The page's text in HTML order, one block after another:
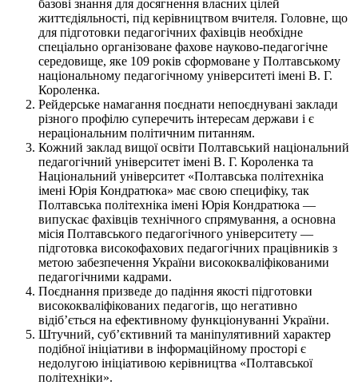
базові знання для досягнення власних цілей
життєдіяльності, під керівництвом вчителя. Головне, що
для підготовки педагогічних фахівців необхідне
спеціально організоване фахове науково-педагогічне
середовище, яке 109 років сформоване у Полтавському
національному педагогічному університеті імені В. Г.
Короленка.
Рейдерське намагання поєднати непоєднувані заклади
різного профілю суперечить інтересам держави і є
нераціональним політичним питанням.
Кожний заклад вищої освіти Полтавський національний
педагогічний університет імені В. Г. Короленка та
Національний університет «Полтавська політехніка
імені Юрія Кондратюка» має свою специфіку, так
Полтавська політехніка імені Юрія Кондратюка —
випускає фахівців технічного спрямування, а основна
місія Полтавського педагогічного університету —
підготовка високофахових педагогічних працівників з
метою забезпечення України висококваліфікованими
педагогічними кадрами.
Поєднання призведе до падіння якості підготовки
висококваліфікованих педагогів, що негативно
відіб’ється на ефективному функціонуванні України.
Штучний, суб’єктивний та маніпулятивний характер
подібної ініціативи в інформаційному просторі є
недолугою ініціативою керівництва «Полтавської
політехніки».